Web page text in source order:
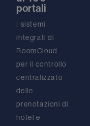
portali
I sistemi
integrati di
RoomCloud
per il controllo
centralizzato
delle
prenotazioni di
hotel e